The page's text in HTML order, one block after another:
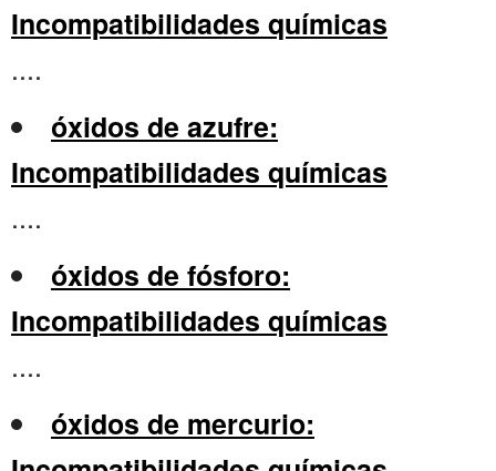
Incompatibilidades químicas
....
óxidos de azufre:
Incompatibilidades químicas
....
óxidos de fósforo:
Incompatibilidades químicas
....
óxidos de mercurio: